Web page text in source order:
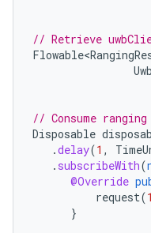
// Retrieve
// Consume
Disposable
.delay(1 ,
. subscribeWith(
@Override
request(1
}